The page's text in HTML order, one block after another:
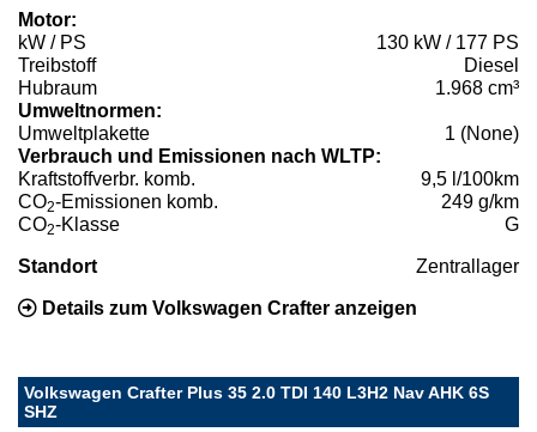
Motor:
kW / PS
130 kW / 177 PS
Treibstoff
Diesel
Hubraum
1.968 cm³
Umweltnormen:
Umweltplakette
1 (None)
Verbrauch und Emissionen nach WLTP:
Kraftstoffverbr. komb.
9,5 l/100km
CO2-Emissionen komb.
249 g/km
CO2-Klasse G
Standort Zentrallager
Details zum Volkswagen Crafter anzeigen
Volkswagen Crafter Plus 35 2.0 TDI 140 L3H2 Nav AHK 6S
SHZ